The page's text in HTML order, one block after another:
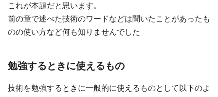
これが本題だと思います。
前の章で述べた技術のワードなどは聞いたことがあったも
のの使い方など何も知りませんでした
勉強するときに使えるもの
技術を勉強するときに一般的に使えるものとして以下のよ